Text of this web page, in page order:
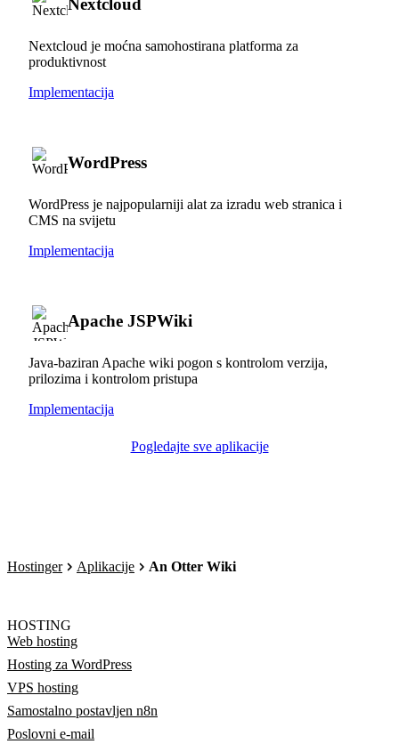
Nextcloud je moćna samohostirana platforma za
produktivnost
Implementacija
WordPress
WordPress je najpopularniji alat za izradu web stranica i
CMS na svijetu
Implementacija
Apache JSPWiki
Java-baziran Apache wiki pogon s kontrolom verzija,
prilozima i kontrolom pristupa
Implementacija
Pogledajte sve aplikacije
Hostinger Aplikacije An Otter Wiki
HOSTING
Web hosting
Hosting za WordPress
VPS hosting
Samostalno postavljen n8n
Poslovni e-mail